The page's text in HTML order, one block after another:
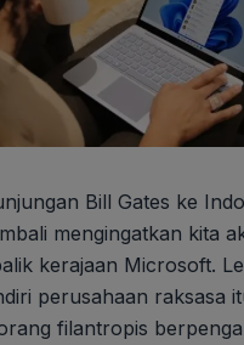
Bill Gates ke
mengingatkan kita
kerajaan Microsoft.
perusahaan raksasa
filantropis